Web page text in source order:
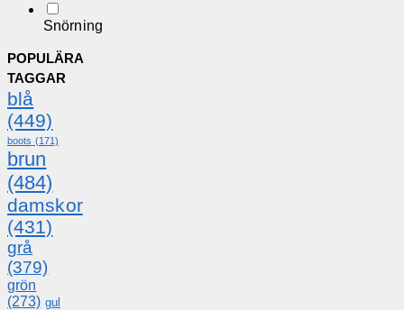
Snörning
POPULÄRA
TAGGAR
blå
(449)
boots (171)
brun
(484)
damskor
(431)
grå
(379)
grön
(273) gul